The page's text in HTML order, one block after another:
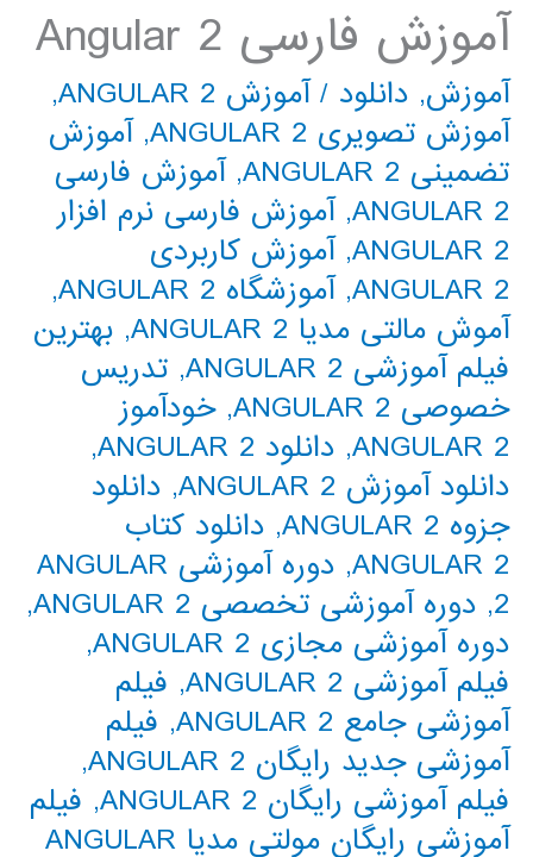
آموزش فارسی Angular 2
آموزش, دانلود /آموزش ANGULAR 2
,
آموزش تصویری ANGULAR 2
,آموزش
تضمینی ANGULAR 2
,آموزش فارسی
ANGULAR 2
,آموزش فارسی نرم افزار
ANGULAR 2
,آموزش کاربردی
ANGULAR 2
,آموزشگاه ANGULAR 2
,
آموش مالتی مدیا ANGULAR 2
, بهترین
فیلم آموزشی ANGULAR 2
, تدریس
خصوصی ANGULAR 2
,خودآموز
ANGULAR 2
, دانلود ANGULAR 2
,
دانلود آموزش ANGULAR 2
, دانلود
جزوه ANGULAR 2
, دانلود کتاب
ANGULAR 2
,
دوره آموزشی ANGULAR
2
, دوره آموزشی تخصصی ANGULAR 2
,
دوره آموزشی مجازی ANGULAR 2
,
فیلم آموزشی ANGULAR 2
, فیلم
آموزشی جامع ANGULAR 2
, فیلم
آموزشی جدید رایگان ANGULAR 2
,
فیلم آموزشی رایگان ANGULAR 2
, فیلم
آموزشی رایگان مولتی مدیا ANGULAR